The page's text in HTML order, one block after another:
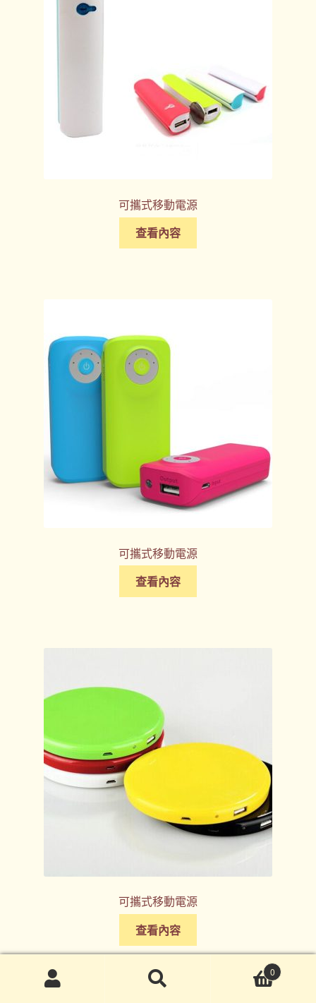
可攜式移動電源
查看內容
可攜式移動電源
查看內容
可攜式移動電源
查看內容
0